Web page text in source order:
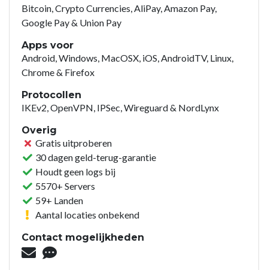
Bitcoin, Crypto Currencies, AliPay, Amazon Pay,
Google Pay & Union Pay
Apps voor
Android, Windows, MacOSX, iOS, AndroidTV, Linux,
Chrome & Firefox
Protocollen
IKEv2, OpenVPN, IPSec, Wireguard & NordLynx
Overig
Gratis uitproberen
30 dagen geld-terug-garantie
Houdt geen logs bij
5570+ Servers
59+ Landen
Aantal locaties onbekend
Contact mogelijkheden